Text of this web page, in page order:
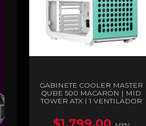
GABINETE COOLER MASTER
QUBE 500 MACARON | MID
TOWER ATX | 1 VENTILADOR